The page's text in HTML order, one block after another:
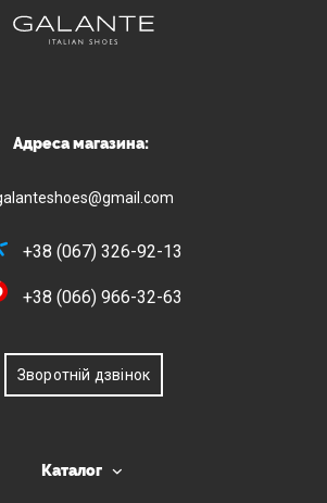
Адреса магазина:
+38 (067) 326-92-13
+38 (066) 966-32-63
Зворотній дзвінок
Каталог